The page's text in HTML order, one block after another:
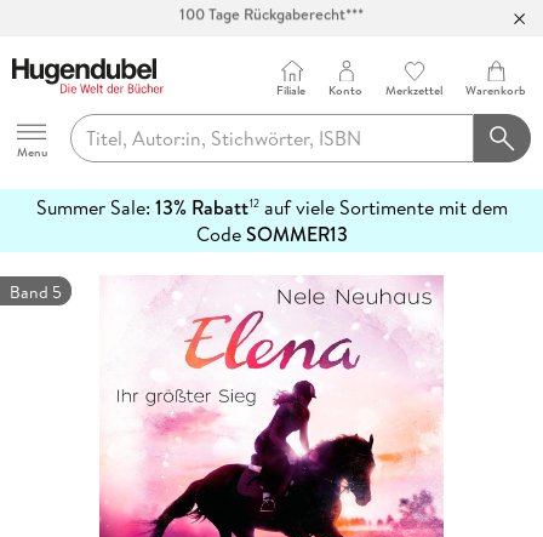
Abholung in über 100 Filialen
Hugendubel
Menu
Filiale Konto Merkzettel Warenkorb
Summer Sale: 13% Rabatt12auf viele Sortimente mit dem
CodeSOMMER13
erfahren
Band 5